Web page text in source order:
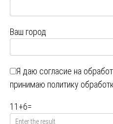
Ваш город
Я даю согласие на
принимаю политику
11 +6=